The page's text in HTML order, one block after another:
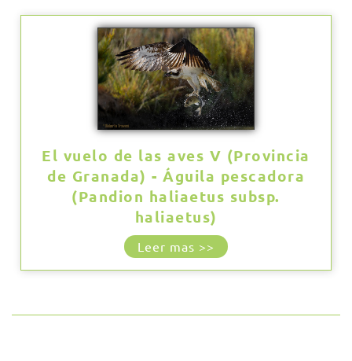
El vuelo de las aves V (Provincia
de Granada) - Águila pescadora
(Pandion haliaetus subsp.
haliaetus)
Leer mas >>